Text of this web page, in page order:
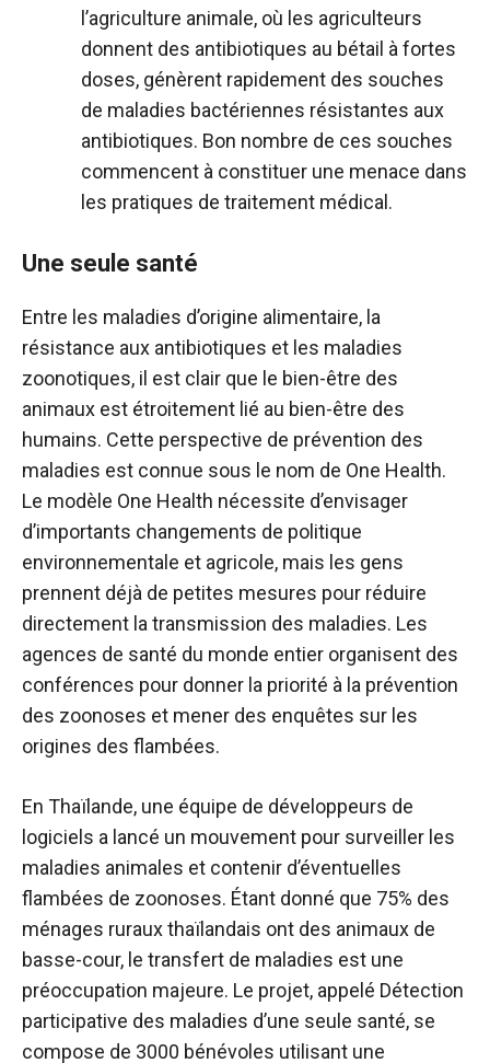
l’agriculture animale, où les agriculteurs
donnent des antibiotiques au bétail à fortes
doses, génèrent rapidement des souches
de maladies bactériennes résistantes aux
antibiotiques. Bon nombre de ces souches
commencent à constituer une menace dans
les pratiques de traitement médical.
Une seule santé
Entre les maladies d’origine alimentaire, la
résistance aux antibiotiques et les maladies
zoonotiques, il est clair que le bien-être des
animaux est étroitement lié au bien-être des
humains. Cette perspective de prévention des
maladies est connue sous le nom de One Health.
Le modèle One Health nécessite d’envisager
d’importants changements de politique
environnementale et agricole, mais les gens
prennent déjà de petites mesures pour réduire
directement la transmission des maladies. Les
agences de santé du monde entier organisent des
conférences pour donner la priorité à la prévention
des zoonoses et mener des enquêtes sur les
origines des flambées.
En Thaïlande, une équipe de développeurs de
logiciels a lancé un mouvement pour surveiller les
maladies animales et contenir d’éventuelles
flambées de zoonoses. Étant donné que 75% des
ménages ruraux thaïlandais ont des animaux de
basse-cour, le transfert de maladies est une
préoccupation majeure. Le projet, appelé Détection
participative des maladies d’une seule santé, se
compose de 3000 bénévoles utilisant une